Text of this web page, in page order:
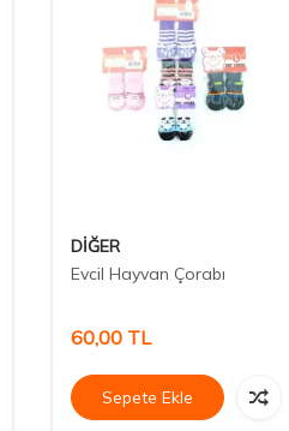
DİĞER
Evcil Hayvan Çorabı
60,00 TL
Sepete Ekle